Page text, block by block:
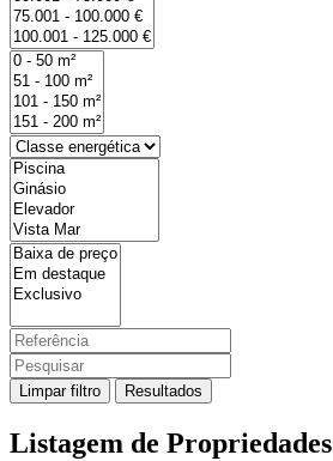
Limpar filtro Resultados
Listagem de Propriedades